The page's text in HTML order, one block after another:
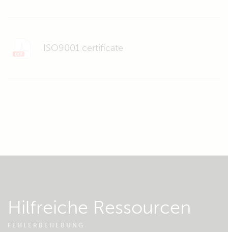
ISO9001 certificate
Hilfreiche Ressourcen
FEHLERBEHEBUNG